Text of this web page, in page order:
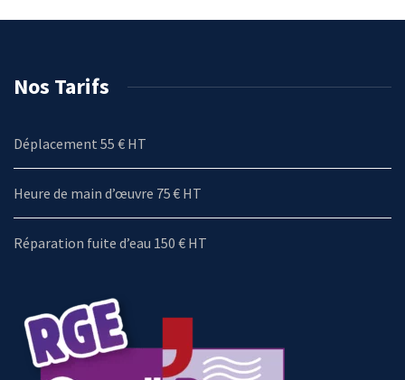
Nos Tarifs
Déplacement 55 € HT
Heure de main d’œuvre 75 € HT
Réparation fuite d’eau 150 € HT